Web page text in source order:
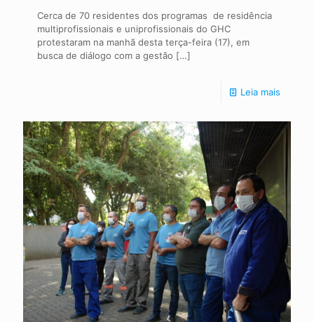
Cerca de 70 residentes dos programas de residência
multiprofissionais e uniprofissionais do GHC
protestaram na manhã desta terça-feira (17), em
busca de diálogo com a gestão […]
Leia mais